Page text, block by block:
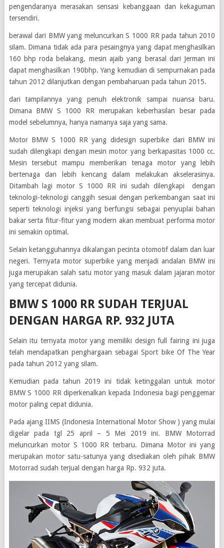
pengendaranya merasakan sensasi kebanggaan dan kekaguman
tersendiri.
berawal dari BMW yang meluncurkan S 1000 RR pada tahun 2010
silam. Dimana tidak ada para pesaingnya yang dapat menghasilkan
160 bhp roda belakang, mesin ajaib yang berasal dari Jerman ini
dapat menghasilkan 190bhp. Yang kemudian di sempurnakan pada
tahun 2012 dilanjutkan dengan pembaharuan pada tahun 2015.
dari tampilannya yang penuh elektronik sampai nuansa baru.
Dimana BMW S 1000 RR merupakan keberhasilan besar pada
model sebelumnya, hanya namanya saja yang sama.
Motor BMW S 1000 RR yang didesign superbike dari BMW ini
sudah dilengkapi dengan mesin motor yang berkapasitas 1000 cc.
Mesin tersebut mampu memberikan tenaga motor yang lebih
bertenaga dan lebih kencang dalam melakukan akselerasinya.
Ditambah lagi motor S 1000 RR ini sudah dilengkapi dengan
teknologi-teknologi canggih sesuai dengan perkembangan saat ini
seperti teknologi injeksi yang berfungsi sebagai penyuplai bahan
bakar serta fitur-fitur yang modern akan membuat performa motor
ini semakin optimal.
Selain ketangguhannya dikalangan pecinta otomotif dalam dan luar
negeri. Ternyata motor superbike yang menjadi andalan BMW ini
juga merupakan salah satu motor yang masuk dalam jajaran motor
yang tercepat didunia.
BMW S 1000 RR SUDAH TERJUAL
DENGAN HARGA RP. 932 JUTA
Selain itu ternyata motor yang memiliki design full fairing ini juga
telah mendapatkan penghargaan sebagai Sport bike Of The Year
pada tahun 2012 yang silam.
Kemudian pada tahun 2019 ini tidak ketinggalan untuk motor
BMW S 1000 RR diperkenalkan kepada Indonesia bagi penggemar
motor paling cepat didunia.
Pada ajang IIMS (Indonesia International Motor Show ) yang mulai
digelar pada tgl 25 april – 5 Mei 2019 ini. BMW Motorrad
meluncurkan motor S 1000 RR terbaru. Dimana Motor ini yang
merupakan motor satu-satunya yang disediakan oleh pihak BMW
Motorrad sudah terjual dengan harga Rp. 932 juta.